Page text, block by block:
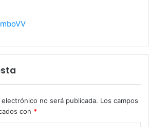
no será publicada. Los campos
con *